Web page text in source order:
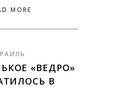
MORE
«ВЕДРО»
В